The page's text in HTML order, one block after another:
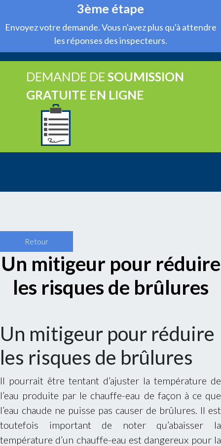
3ème étape
Envoyez votre demande. Vous n'avez plus qu'à attendre
les réponses des inspecteurs.
DEMANDE DE SOUMISSION
GRATUITE EN LIGNE
Retour
Un mitigeur pour réduire
les risques de brûlures
Un mitigeur pour réduire
les risques de brûlures
Il pourrait être tentant d’ajuster la température de
l’eau produite par le chauffe-eau de façon à ce que
l’eau chaude ne puisse pas causer de brûlures. Il est
toutefois important de noter qu’abaisser la
température d’un chauffe-eau est dangereux pour la